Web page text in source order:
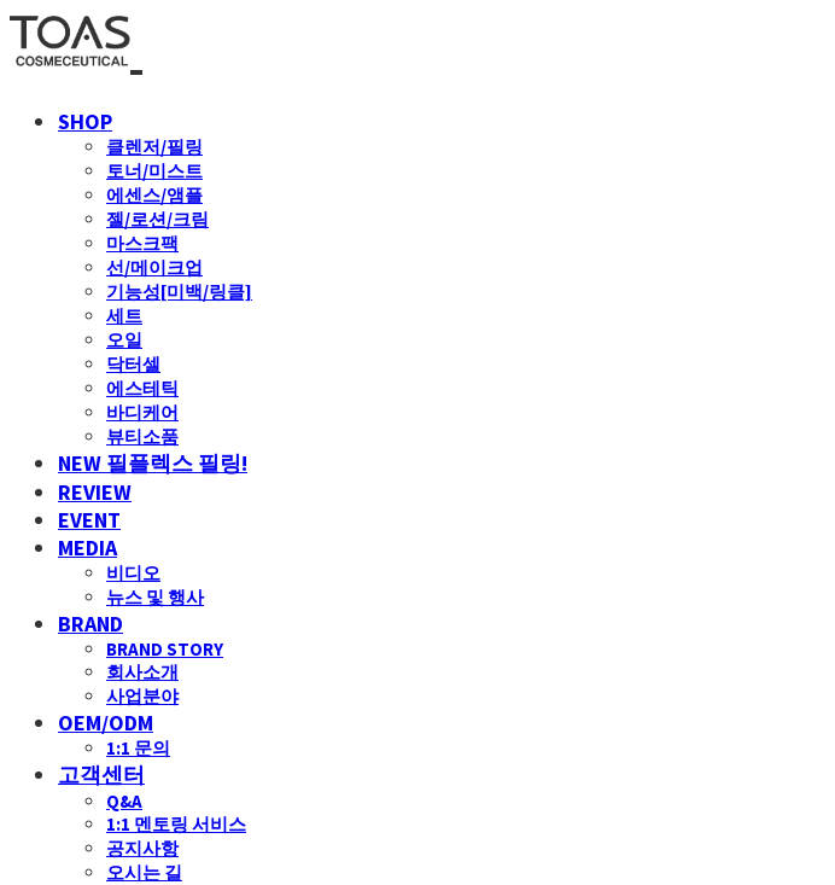
SHOP
클렌저/필링
토너/미스트
에센스/앰플
젤/로션/크림
마스크팩
선/메이크업
기능성[미백/링클]
세트
오일
닥터셀
에스테틱
바디케어
뷰티소품
NEW 필플렉스 필링!
REVIEW
EVENT
MEDIA
비디오
뉴스 및 행사
BRAND
BRAND STORY
회사소개
사업분야
OEM/ODM
1:1 문의
고객센터
Q&A
1:1 멘토링 서비스
공지사항
오시는 길